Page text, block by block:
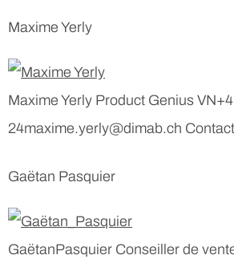
Maxime Yerly
Maxime Yerly Product Genius
24maxime.yerly@dimab.ch
Gaëtan Pasquier
GaëtanPasquier Conseiller de